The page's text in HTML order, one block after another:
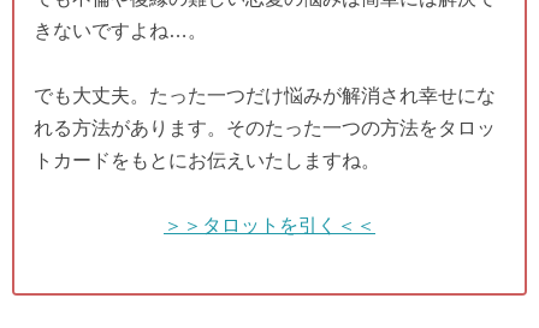
きないですよね…。
でも大丈夫。たった一つだけ悩みが解消され幸せにな
れる方法があります。そのたった一つの方法をタロッ
トカードをもとにお伝えいたしますね。
＞＞タロットを引く＜＜